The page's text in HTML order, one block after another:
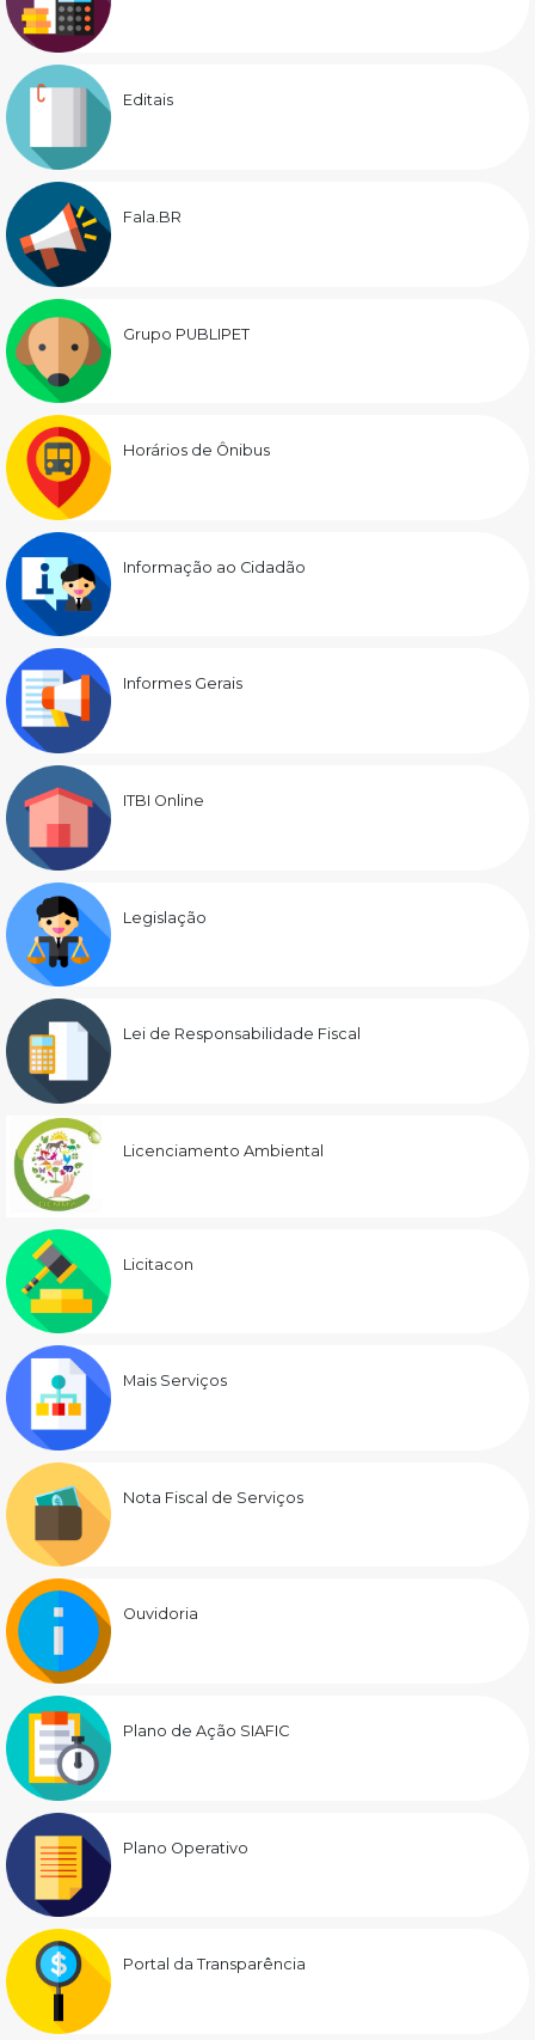
Editais
Fala.BR
Grupo PUBLIPET
Horários de Ônibus
Informação ao Cidadão
Informes Gerais
ITBI Online
Legislação
Lei de Responsabilidade Fiscal
Licenciamento Ambiental
Licitacon
Mais Serviços
Nota Fiscal de Serviços
Ouvidoria
Plano de Ação SIAFIC
Plano Operativo
Portal da Transparência